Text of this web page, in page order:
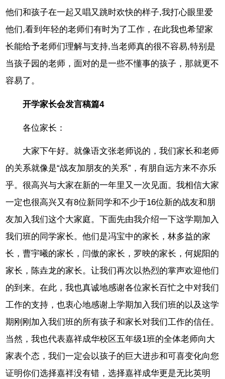
他们和孩子在一起又唱又跳时欢快的样子,我打心眼里爱
他们,看到年轻的老师们有时为了工作，在此我也希望家
长能给予老师们理解与支持,当老师真的很不容易,特别是
当孩子园的老师，面对的是一些不懂事的孩子，那就更不
容易了。
开学家长会发言稿篇4
各位家长：
大家下午好。就像语文张老师说的，我们家长和老师
的关系就像是“战友加朋友的关系”，有朋自远方来不亦乐
乎。很高兴与大家在新的一年里又一次见面。我相信大家
一定也很高兴又有8位新同学和不少于16位新的战友和朋
友加入我们这个大家庭。下面先由我介绍一下这学期加入
我们班的同学家长。他们是冯宝中的家长，林多益的家
长，曹宇曦的家长，闫傲的家长，罗映的家长，何妮阳的
家长，陈垚龙的家长。让我们再次以热烈的掌声欢迎他们
的到来。在此，我也真诚地感谢各位家长百忙之中对我们
工作的支持，也衷心地感谢上学期加入我们班的以及这学
期刚刚加入我们班的所有孩子和家长对我们工作的信任。
当然，我也代表嘉祥成华校区五年级1班的全体老师向大
家表个态，我们一定会以孩子的巨大进步和可喜变化向您
证明你们选择嘉祥没有错，选择嘉祥成华更是无比英明